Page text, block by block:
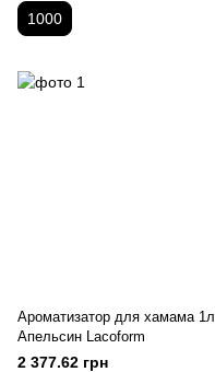
1000
Ароматизатор для хамама 1л
Апельсин Lacoform
2 377.62 грн